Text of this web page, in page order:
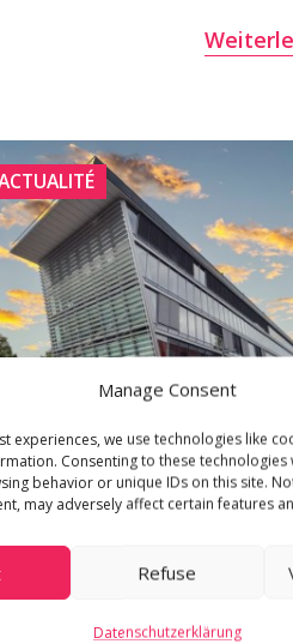
Manage Consent
experiences, we use technologies like
Consenting to these
behavior or unique IDs on this site.
may adversely affect certain features
Refuse
Datenschutzerklärung
22. Juli 2022
Fyffes International
SA